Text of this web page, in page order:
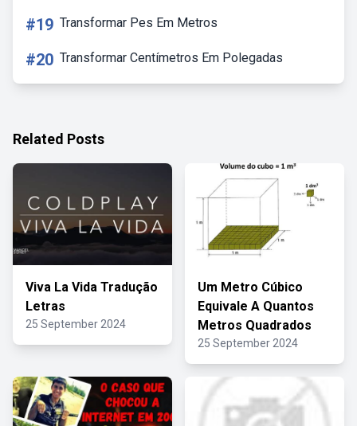
#19 Transformar Pes Em Metros
#20 Transformar Centímetros Em Polegadas
Related Posts
Viva La Vida Tradução
Letras
25 September 2024
Um Metro Cúbico
Equivale A Quantos
Metros Quadrados
25 September 2024